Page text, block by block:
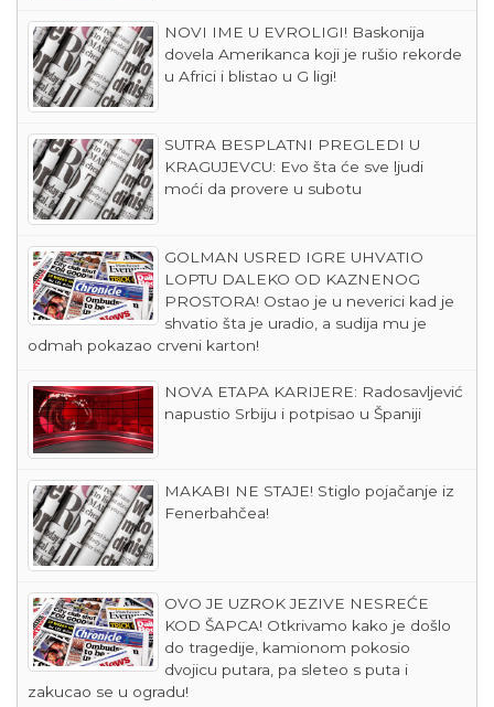
NOVI IME U EVROLIGI! Baskonija
dovela Amerikanca koji je rušio rekorde
u Africi i blistao u G ligi!
SUTRA BESPLATNI PREGLEDI U
KRAGUJEVCU: Evo šta će sve ljudi
moći da provere u subotu
GOLMAN USRED IGRE UHVATIO
LOPTU DALEKO OD KAZNENOG
PROSTORA! Ostao je u neverici kad je
shvatio šta je uradio, a sudija mu je
odmah pokazao crveni karton!
NOVA ETAPA KARIJERE: Radosavljević
napustio Srbiju i potpisao u Španiji
MAKABI NE STAJE! Stiglo pojačanje iz
Fenerbahčea!
OVO JE UZROK JEZIVE NESREĆE
KOD ŠAPCA! Otkrivamo kako je došlo
do tragedije, kamionom pokosio
dvojicu putara, pa sleteo s puta i
zakucao se u ogradu!